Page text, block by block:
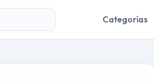
Categorías